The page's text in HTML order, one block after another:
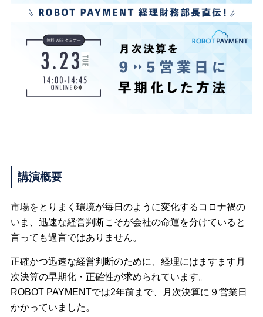
講演概要
市場をとりまく環境が毎日のように変化するコロナ禍の
いま、迅速な経営判断こそが会社の命運を分けていると
言っても過言ではありません。
正確かつ迅速な経営判断のために、経理にはますます月
次決算の早期化・正確性が求められています。
ROBOT PAYMENTでは2年前まで、月次決算に９営業日
かかっていました。